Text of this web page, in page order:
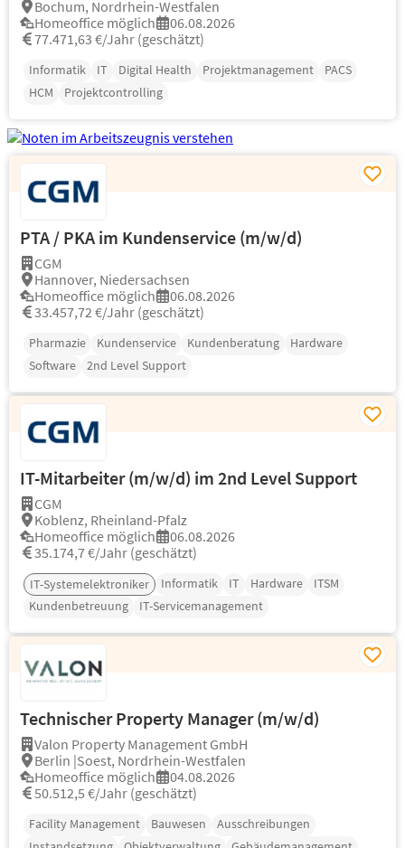
Bochum, Nordrhein-Westfalen
Homeoffice möglich
06.08.2026
77.471,63 €/Jahr (geschätzt)
Informatik IT Digital Health Projektmanagement
PACS
HCM
Projektcontrolling
PTA / PKA im Kundenservice (m/w/d)
CGM
Hannover, Niedersachsen
Homeoffice möglich
06.08.2026
33.457,72 €/Jahr (geschätzt)
Pharmazie Kundenservice Kundenberatung
Hardware
Software
2nd Level Support
IT-Mitarbeiter (m/w/d) im 2nd Level Support
CGM
Koblenz, Rheinland-Pfalz
Homeoffice möglich
06.08.2026
35.174,7 €/Jahr (geschätzt)
IT-Systemelektroniker Informatik IT Hardware
ITSM
Kundenbetreuung
IT-Servicemanagement
Technischer Property Manager (m/w/d)
Valon Property Management GmbH
Berlin |Soest, Nordrhein-Westfalen
Homeoffice möglich
04.08.2026
50.512,5 €/Jahr (geschätzt)
Facility Management Bauwesen
Ausschreibungen